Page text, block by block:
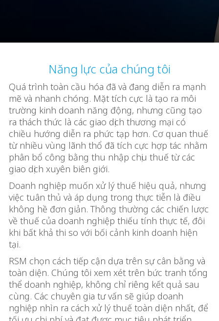
Năng lực của chúng tôi
Quá trình toàn cầu hóa đã và đang diễn ra mạnh
mẽ và nhanh chóng. Mặt tích cực là tạo ra môi
trường kinh doanh năng động, nhưng cũng tạo
ra thách thức là các giao dịch thương mại có
chiều hướng diễn ra phức tạp hơn. Cơ quan thuế
từ nhiều vùng lãnh thổ đã tích cực hợp tác nhằm
phân bổ công bằng thu nhập chịu thuế từ các
giao dịch xuyên biên giới.
Doanh nghiệp muốn xử lý thuế hiệu quả, nhưng
việc tuân thủ và áp dụng trong thực tiễn là điều
không hề đơn giản. Thông thường các chiến lược
về thuế của doanh nghiệp thiếu tính thực tế, đôi
khi bất khả thi so với bối cảnh kinh doanh hiện
tại.
RSM chọn cách tiếp cận dựa trên sự cân bằng và
toàn diện. Chúng tôi xem xét trên bức tranh tổng
thể doanh nghiệp, không chỉ riêng kết quả sau
cùng. Các chuyên gia tư vấn sẽ giúp doanh
nghiệp nhìn ra cách xử lý thuế toàn diện nhất, để